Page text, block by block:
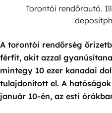
Torontói rendőrautó.
A torontói rendőrség
férfit, akit azzal
mintegy 10 ezer kanadai
tulajdonított el. A
január 10-én, az esti